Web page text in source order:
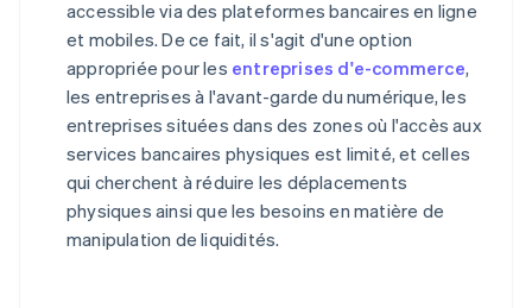
accessible via des plateformes bancaires en ligne
et mobiles. De ce fait, il s'agit d'une option
appropriée pour les entreprises d'e-commerce,
les entreprises à l'avant-garde du numérique, les
entreprises situées dans des zones où l'accès aux
services bancaires physiques est limité, et celles
qui cherchent à réduire les déplacements
physiques ainsi que les besoins en matière de
manipulation de liquidités.